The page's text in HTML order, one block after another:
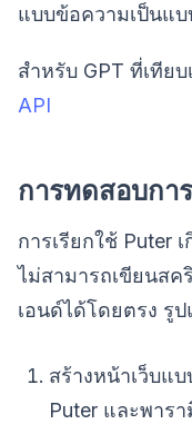
แบบข้อความเป็นแบ
สำหรับ GPT ที่เทีย
API
การทดสอบกา
การเรียกใช้ Puter
ไม่สามารถเขียนส
เอนด์ได้โดยตรง รู
สร้างหน้าเว็บแ
Puter และพาร